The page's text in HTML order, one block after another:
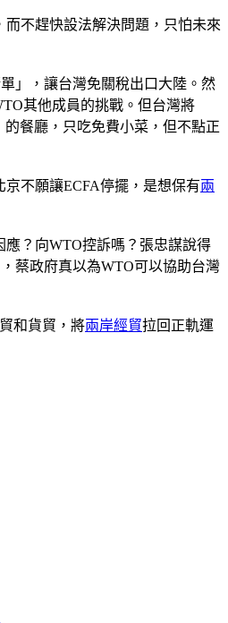
不趕快設法解決問題，只怕未來
」，讓台灣免關稅出口大陸。然
其他成員的挑戰。但台灣將
餐廳，只吃免費小菜，但不點正
不願讓ECFA停擺，是想保有兩
？向WTO控訴嗎？張忠謀說得
蔡政府真以為WTO可以協助台灣
和貨貿，將兩岸經貿拉回正軌運